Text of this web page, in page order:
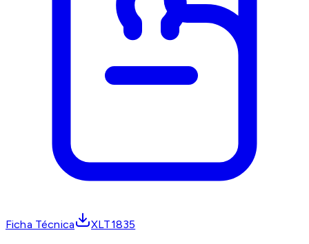
Ficha Técnica XLT1835